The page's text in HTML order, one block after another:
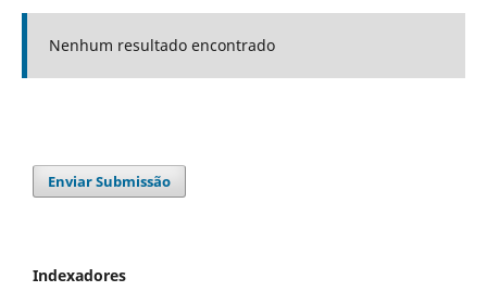
Nenhum resultado encontrado
Enviar Submissão
Indexadores